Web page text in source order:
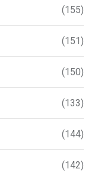
(155)
(151)
(150)
(133)
(144)
(142)